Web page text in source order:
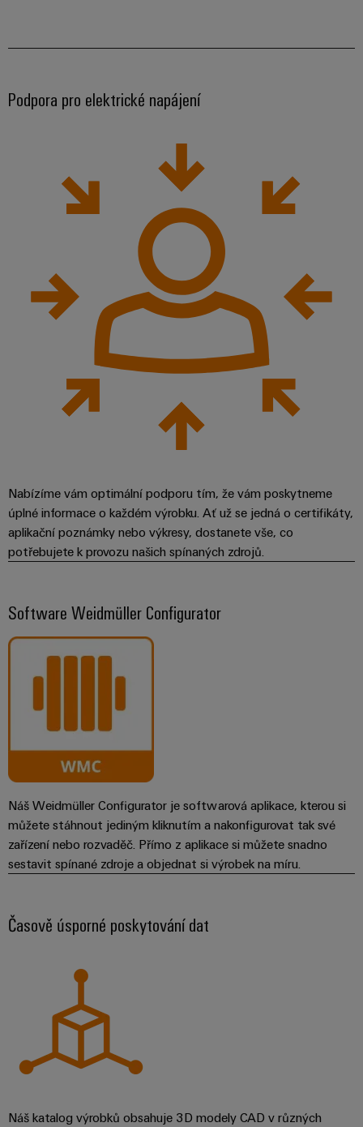
Podpora pro elektrické napájení
Nabízíme vám optimální podporu tím, že vám poskytneme
úplné informace o každém výrobku. Ať už se jedná o certifikáty,
aplikační poznámky nebo výkresy, dostanete vše, co
potřebujete k provozu našich spínaných zdrojů.
Software Weidmüller Configurator
Náš Weidmüller Configurator je softwarová aplikace, kterou si
můžete stáhnout jediným kliknutím a nakonfigurovat tak své
zařízení nebo rozvaděč. Přímo z aplikace si můžete snadno
sestavit spínané zdroje a objednat si výrobek na míru.
Časově úsporné poskytování dat
Náš katalog výrobků obsahuje 3D modely CAD v různých